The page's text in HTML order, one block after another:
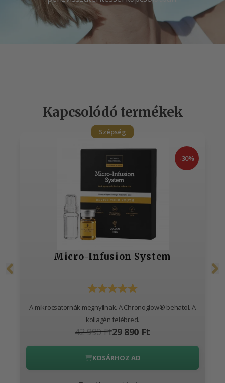
Kapcsolódó termékek
Szépség
-30%
Micro-Infusion System
A mikrocsatornák megnyílnak. A Chronoglow® behatol. A
kollagén felébred.
42 990 Ft29 890 Ft
KOSÁRHOZ AD